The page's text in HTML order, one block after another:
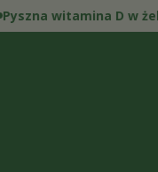
do
treści
witamina D w